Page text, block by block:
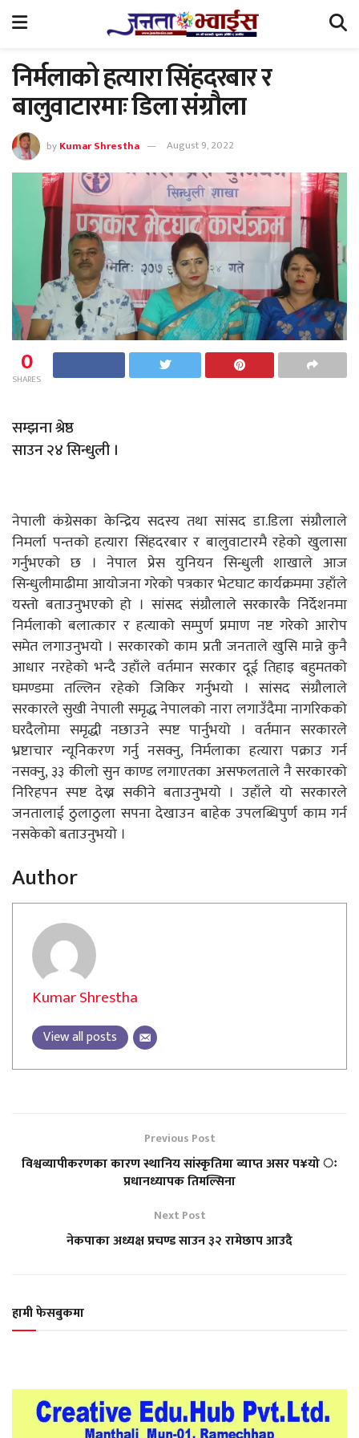
निर्मलाको हत्यारा सिंहदरबार र
बालुवाटारमाः डिला संग्रौला
byKumar Shrestha August 9, 2022
0
SHARES
सम्झना श्रेष्ठ
साउन २४ सिन्धुली ।
नेपाली कंग्रेसका केन्द्रिय सदस्य तथा सांसद डा.डिला संग्रौलाले
निमर्ला पन्तको हत्यारा सिंहदरबार र बालुवाटारमै रहेको खुलासा
गर्नुभएको छ । नेपाल प्रेस युनियन सिन्धुली शाखाले आज
सिन्धुलीमाढीमा आयोजना गरेको पत्रकार भेटघाट कार्यक्रममा उहाँले
यस्तो बताउनुभएको हो । सांसद संग्रौलाले सरकारकै निर्देशनमा
निर्मलाको बलात्कार र हत्याको सम्पुर्ण प्रमाण नष्ट गरेको आरोप
समेत लगाउनुभयो । सरकारको काम प्रती जनताले खुसि मान्ने कुनै
आधार नरहेको भन्दै उहाँले वर्तमान सरकार दूई तिहाइ बहुमतको
घमण्डमा तल्लिन रहेको जिकिर गर्नुभयो । सांसद संग्रौलाले
सरकारले सुखी नेपाली समृद्ध नेपालको नारा लगाउँदैमा नागरिकको
घरदैलोमा समृद्धी नछाउने स्पष्ट पार्नुभयो । वर्तमान सरकारले
भ्रष्टाचार न्यूनिकरण गर्नु नसक्नु, निर्मलाका हत्यारा पक्राउ गर्न
नसक्नु, ३३ कीलो सुन काण्ड लगाएतका असफलताले नै सरकारको
निरिहपन स्पष्ट देख्न सकीने बताउनुभयो । उहाँले यो सरकारले
जनतालाई ठुलाठुला सपना देखाउन बाहेक उपलब्धिपुर्ण काम गर्न
नसकेको बताउनुभयो ।
Author
Kumar Shrestha
View all posts
Previous Post
विश्वव्यापीकरणका कारण स्थानिय सांस्कृतिमा ब्याप्त असर प¥यो ः
प्रधानध्यापक तिमल्सिना
Next Post
नेकपाका अध्यक्ष प्रचण्ड साउन ३२ रामेछाप आउदै
हामी फेसबुकमा